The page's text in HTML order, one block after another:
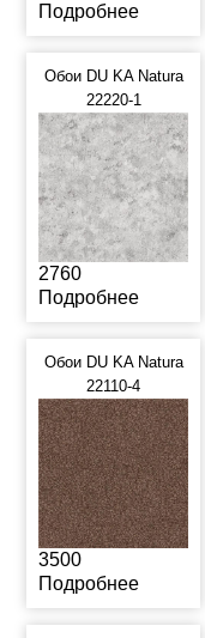
Подробнее
Обои DU KA Natura
22220-1
2760
Подробнее
Обои DU KA Natura
22110-4
3500
Подробнее